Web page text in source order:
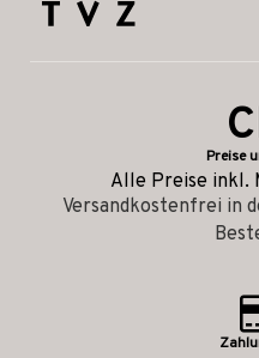
Preise
Alle Preise inkl.
Versandkostenfrei in